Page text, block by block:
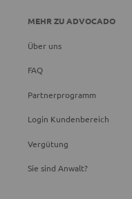
MEHR ZU ADVOCADO
Über uns
FAQ
Partnerprogramm
Login Kundenbereich
Vergütung
Sie sind Anwalt?